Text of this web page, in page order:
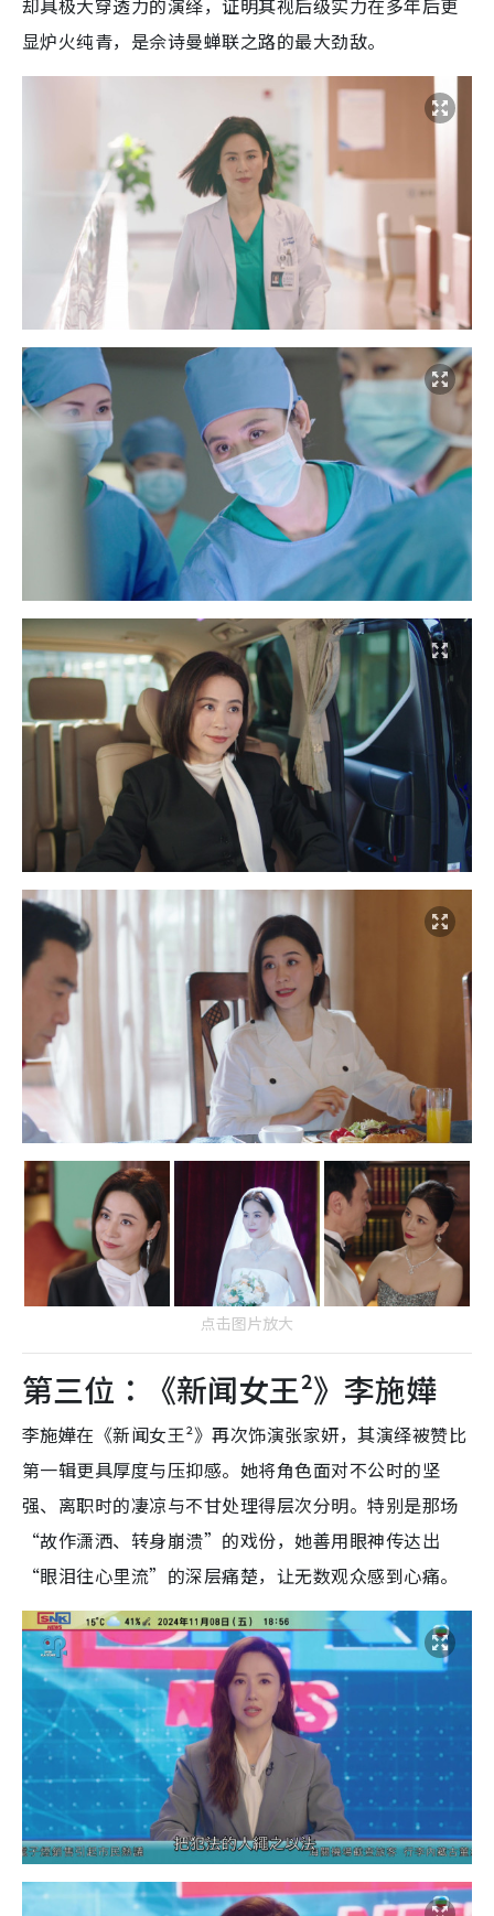
却具极大穿透力的演绎，证明其视后级实力在多年后更
显炉火纯青，是佘诗曼蝉联之路的最大劲敌。
点击图片放大
第三位：《新闻女王²》李施嬅
李施嬅在《新闻女王²》再次饰演张家妍，其演绎被赞比
第一辑更具厚度与压抑感。她将角色面对不公时的坚
强、离职时的凄凉与不甘处理得层次分明。特别是那场
“故作潇洒、转身崩溃”的戏份，她善用眼神传达出
“眼泪往心里流”的深层痛楚，让无数观众感到心痛。